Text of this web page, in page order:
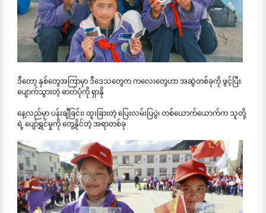
ဒီတော့ နှစ်တွေအကြာမှာ ဒီဒေသတွေက ကလေးတွေဟာ အဆွဲတစ်ခုကို ဖွင့်ပြီး
ပျောက်သွားတဲ့ ဓာတ်ပုံကို ရှာနို
နေ့လည်မှာ ပန်းချီခြင်း၊ ထူးခြားတဲ့ ပြေးလမ်းပြပွဲ၊ တစ်ယောက်ယောက်က သူတို့
ရဲ့ ပျော်ရွှင်မှုကို တွေ့နိုင်တဲ့ အရာတစ်ခု